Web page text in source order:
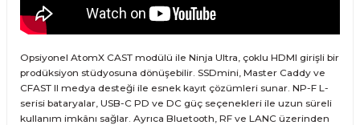
Opsiyonel AtomX CAST modülü ile Ninja Ultra, çoklu HDMI girişli bir
prodüksiyon stüdyosuna dönüşebilir. SSDmini, Master Caddy ve
CFAST II medya desteği ile esnek kayıt çözümleri sunar. NP-F L-
serisi bataryalar, USB-C PD ve DC güç seçenekleri ile uzun süreli
kullanım imkânı sağlar. Ayrıca Bluetooth, RF ve LANC üzerinden